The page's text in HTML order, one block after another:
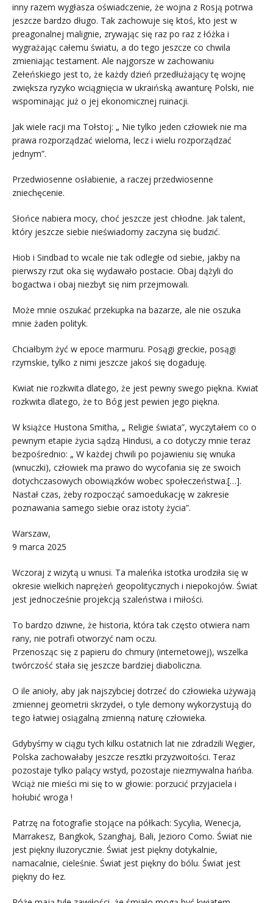
inny razem wygłasza oświadczenie, że wojna z Rosją potrwa
jeszcze bardzo długo. Tak zachowuje się ktoś, kto jest w
preagonalnej malignie, zrywając się raz po raz z łóżka i
wygrażając całemu światu, a do tego jeszcze co chwila
zmieniając testament. Ale najgorsze w zachowaniu
Zełeńskiego jest to, że każdy dzień przedłużający tę wojnę
zwiększa ryzyko wciągnięcia w ukraińską awanturę Polski, nie
wspominając już o jej ekonomicznej ruinacji.
Jak wiele racji ma Tołstoj: „ Nie tylko jeden człowiek nie ma
prawa rozporządzać wieloma, lecz i wielu rozporządzać
jednym”.
Przedwiosenne osłabienie, a raczej przedwiosenne
zniechęcenie.
Słońce nabiera mocy, choć jeszcze jest chłodne. Jak talent,
który jeszcze siebie nieświadomy zaczyna się budzić.
Hiob i Sindbad to wcale nie tak odległe od siebie, jakby na
pierwszy rzut oka się wydawało postacie. Obaj dążyli do
bogactwa i obaj niezbyt się nim przejmowali.
Może mnie oszukać przekupka na bazarze, ale nie oszuka
mnie żaden polityk.
Chciałbym żyć w epoce marmuru. Posągi greckie, posągi
rzymskie, tylko z nimi jeszcze jakoś się dogaduję.
Kwiat nie rozkwita dlatego, że jest pewny swego piękna. Kwiat
rozkwita dlatego, że to Bóg jest pewien jego piękna.
W książce Hustona Smitha, „ Religie świata”, wyczytałem co o
pewnym etapie życia sądzą Hindusi, a co dotyczy mnie teraz
bezpośrednio: „ W każdej chwili po pojawieniu się wnuka
(wnuczki), człowiek ma prawo do wycofania się ze swoich
dotychczasowych obowiązków wobec społeczeństwa.[…].
Nastał czas, żeby rozpocząć samoedukację w zakresie
poznawania samego siebie oraz istoty życia”.
Warszaw,
9 marca 2025
Wczoraj z wizytą u wnusi. Ta maleńka istotka urodziła się w
okresie wielkich naprężeń geopolitycznych i niepokojów. Świat
jest jednocześnie projekcją szaleństwa i miłości.
To bardzo dziwne, że historia, która tak często otwiera nam
rany, nie potrafi otworzyć nam oczu.
Przenosząc się z papieru do chmury (internetowej), wszelka
twórczość stała się jeszcze bardziej diaboliczna.
O ile anioły, aby jak najszybciej dotrzeć do człowieka używają
zmiennej geometrii skrzydeł, o tyle demony wykorzystują do
tego łatwiej osiągalną zmienną naturę człowieka.
Gdybyśmy w ciągu tych kilku ostatnich lat nie zdradzili Węgier,
Polska zachowałaby jeszcze resztki przyzwoitości. Teraz
pozostaje tylko palący wstyd, pozostaje niezmywalna hańba.
Wciąż nie mieści mi się to w głowie: porzucić przyjaciela i
hołubić wroga !
Patrzę na fotografie stojące na półkach: Sycylia, Wenecja,
Marrakesz, Bangkok, Szanghaj, Bali, Jezioro Como. Świat nie
jest piękny iluzorycznie. Świat jest piękny dotykalnie,
namacalnie, cieleśnie. Świat jest piękny do bólu. Świat jest
piękny do łez.